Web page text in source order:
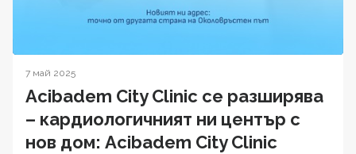
7 май 2025
Acibadem City Clinic се разширява
– кардиологичният ни център с
нов дом: Acibadem City Clinic